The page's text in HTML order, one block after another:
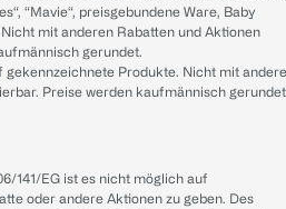
“Mavie“, preisgebundene Ware, Baby
mit anderen Rabatten und Aktionen
gerundet.
gekennzeichnete Produkte. Nicht mit
Preise werden kaufmännisch
141/EG ist es nicht möglich auf
oder andere Aktionen zu geben. Des